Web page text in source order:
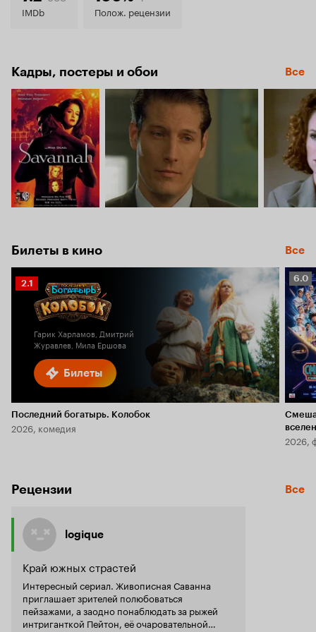
7.4
IMDb Полож. рецензии
Кадры, постеры и обои Все
Билеты в кино Все
Билеты
Рейтинг
Кинопоиска
2.1
Гарик Харламов, Дмитрий
Журавлев, Мила Ершова
Последний богатырь. Колобок
2026, комедия
6.0
6.0
2026,
Рецензии Все
logique
Край южных страстей
Интересный сериал. Живописная Саванна
приглашает зрителей полюбоваться
пейзажами, а заодно понаблюдать за рыжей
интриганткой Пейтон, её очаровательной